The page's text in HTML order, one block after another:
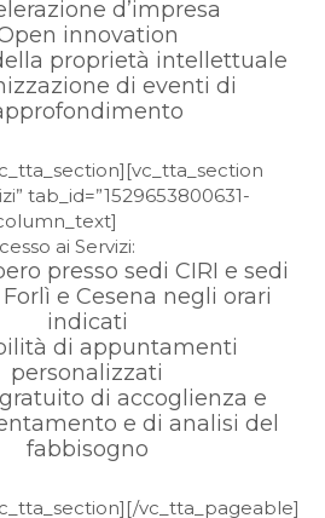
d’impresa
innovation
proprietà intellettuale
di eventi di
tab_id=”1529653800631-
ai Servizi:
presso sedi CIRI e sedi
Forlì e Cesena negli orari
indicati
di appuntamenti
personalizzati
di accoglienza e
e di analisi del
fabbisogno
vc_tta_pageable]